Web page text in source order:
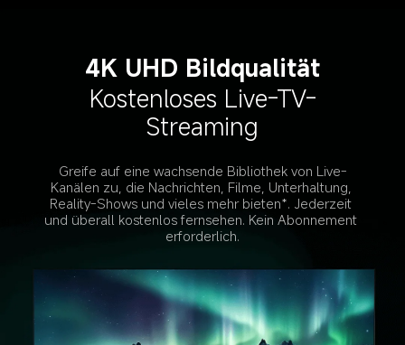
4K UHD Bildqualität
Kostenloses Live-TV-
Streaming
Greife auf eine wachsende Bibliothek von Live-
Kanälen zu, die Nachrichten, Filme, Unterhaltung,
Reality-Shows und vieles mehr bieten*. Jederzeit
und überall kostenlos fernsehen. Kein Abonnement
erforderlich.